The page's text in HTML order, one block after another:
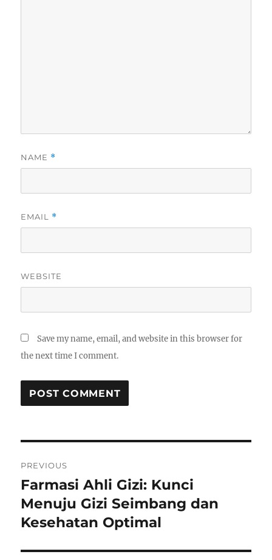
NAME *
EMAIL *
WEBSITE
Save my name, email, and website in this browser for
the next time I comment.
navigation
PREVIOUS
Previous
post:
Farmasi Ahli Gizi: Kunci
Menuju Gizi Seimbang dan
Kesehatan Optimal